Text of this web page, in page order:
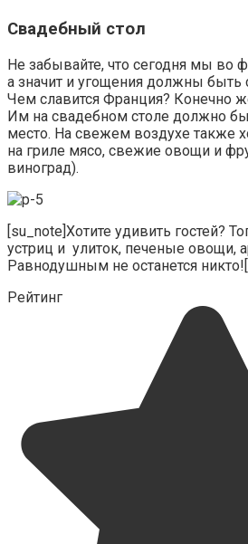
Свадебный стол
Не забывайте, что сегодня мы во
а значит и угощения должны быть
Чем славится Франция? Конечно
Им на свадебном столе должно
место. На свежем воздухе также
на гриле мясо, свежие овощи и
виноград).
[su_note]Хотите удивить гостей?
устриц и улиток, печеные овощи,
Равнодушным не останется
Рейтинг